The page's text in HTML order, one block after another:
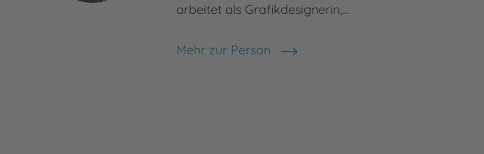
arbeitet als Grafikdesignerin,…
Mehr zur Person
Julia Nüsch